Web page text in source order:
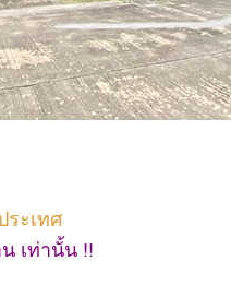
ระเทศ
เท่านั้น !!